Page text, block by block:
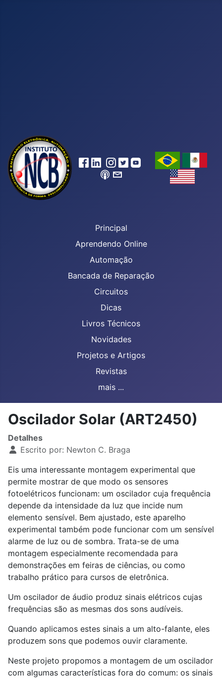
Principal
Aprendendo Online
Automação
Bancada de Reparação
Circuitos
Dicas
Livros Técnicos
Novidades
Projetos e Artigos
Revistas
mais ...
Oscilador Solar (ART2450)
Detalhes
Escrito por: Newton C. Braga
Eis uma interessante montagem experimental que
permite mostrar de que modo os sensores
fotoelétricos funcionam: um oscilador cuja frequência
depende da intensidade da luz que incide num
elemento sensível. Bem ajustado, este aparelho
experimental também pode funcionar com um sensível
alarme de luz ou de sombra. Trata-se de uma
montagem especialmente recomendada para
demonstrações em feiras de ciências, ou como
trabalho prático para cursos de eletrônica.
Um oscilador de áudio produz sinais elétricos cujas
frequências são as mesmas dos sons audíveis.
Quando aplicamos estes sinais a um alto-falante, eles
produzem sons que podemos ouvir claramente.
Neste projeto propomos a montagem de um oscilador
com algumas características fora do comum: os sinais